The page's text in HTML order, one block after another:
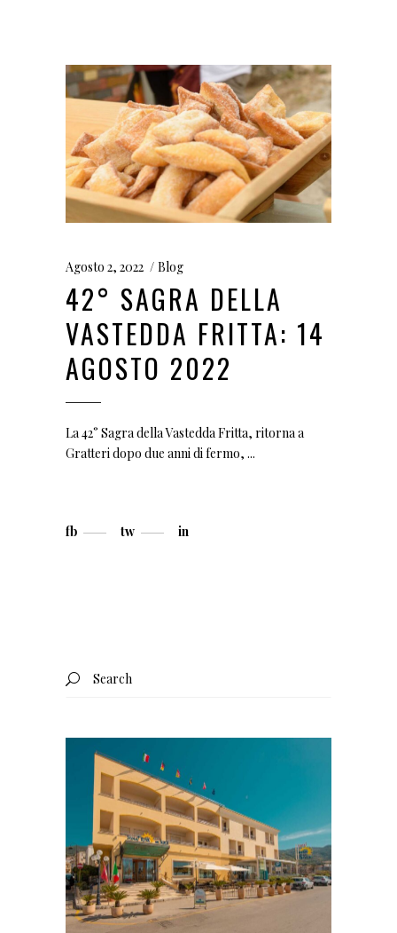
Agosto 2, 2022 Blog
42° SAGRA DELLA
VASTEDDA FRITTA: 14
AGOSTO 2022
La 42° Sagra della Vastedda Fritta, ritorna a
Gratteri dopo due anni di fermo,
fb tw in
Search
for: